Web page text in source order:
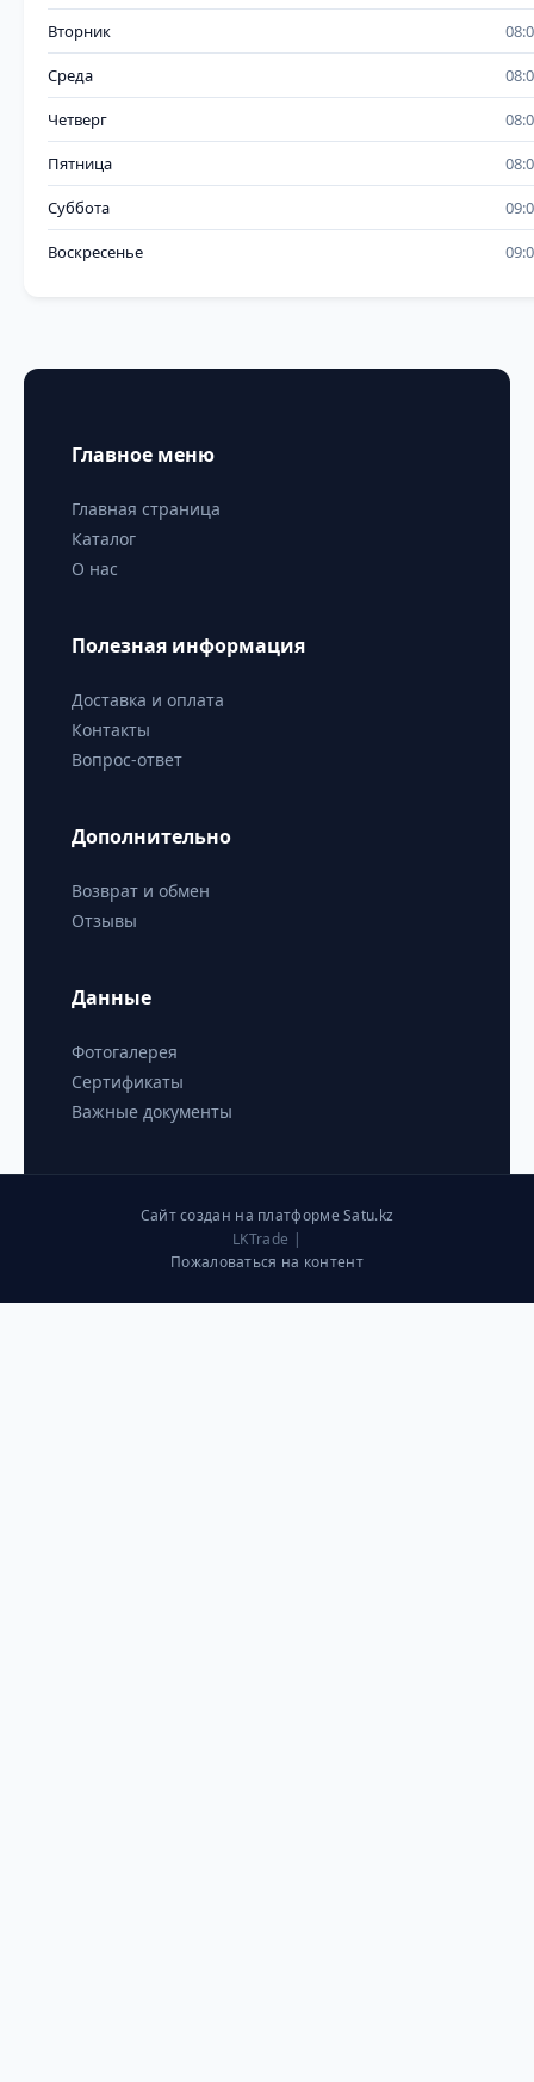
Вторник
Среда
Четверг
Пятница
Суббота
Воскресенье
Главное меню
Главная страница
Каталог
О нас
Полезная информация
Доставка и оплата
Контакты
Вопрос-ответ
Дополнительно
Возврат и обмен
Отзывы
Данные
Фотогалерея
Сертификаты
Важные документы
Сайт создан на платформе Satu.kz
LKTrade |
Пожаловаться на контент